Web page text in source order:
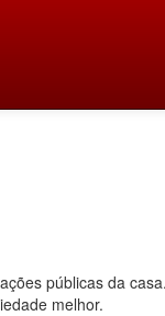
públicas da
melhor.